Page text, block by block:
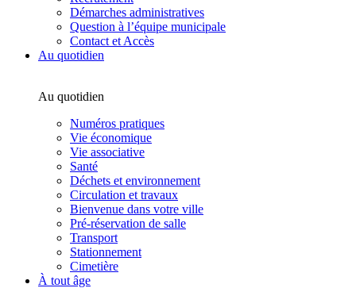
Démarches administratives
Question à l’équipe municipale
Contact et Accès
Au quotidien
Au quotidien
Numéros pratiques
Vie économique
Vie associative
Santé
Déchets et environnement
Circulation et travaux
Bienvenue dans votre ville
Pré-réservation de salle
Transport
Stationnement
Cimetière
À tout âge